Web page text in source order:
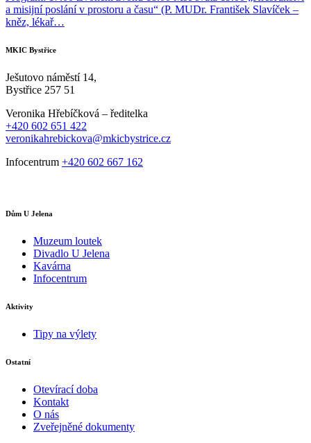
a misijní poslání v prostoru a času“ (P. MUDr. František Slavíček –
kněz, lékař…
MKIC Bystřice
Ješutovo náměstí 14,
Bystřice 257 51
Veronika Hřebíčková – ředitelka
+420 602 651 422
veronikahrebickova@mkicbystrice.cz
Infocentrum +420 602 667 162
Dům U Jelena
Muzeum loutek
Divadlo U Jelena
Kavárna
Infocentrum
Aktivity
Tipy na výlety
Ostatní
Otevírací doba
Kontakt
O nás
Zveřejněné dokumenty